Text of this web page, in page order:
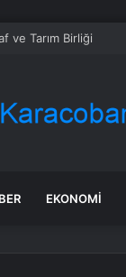
ve Tarım Birliği
EKONOMI